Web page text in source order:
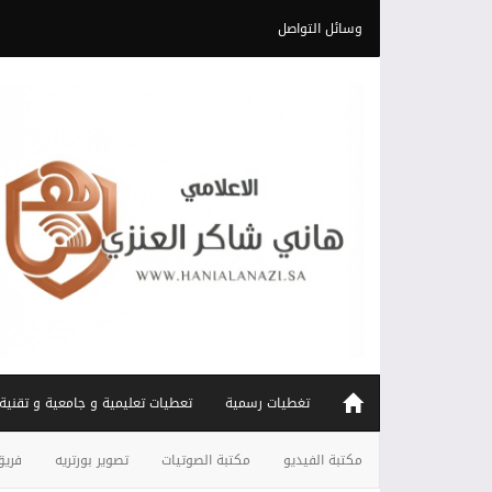
وسائل التواصل
تغطيات رسمية تعطيات تعليمية و جامعية و تقنية
مكتبة الفيديو مكتبة الصوتيات تصوير بورتريه